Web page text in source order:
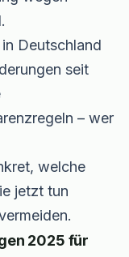
Deutschland
seit
– wer
welche
jetzt tun
2025 für